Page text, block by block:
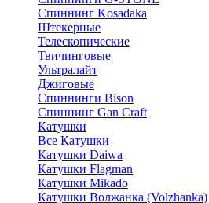
Спиннинг Kosadaka
Штекерные
Телескопические
Твичинговые
Ультралайт
Джиговые
Спиннинги Bison
Спиннинг Gan Craft
Катушки
Все Катушки
Катушки Daiwa
Катушки Flagman
Катушки Mikado
Катушки Волжанка (Volzhanka)